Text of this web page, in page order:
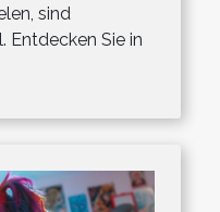
sind
Entdecken Sie in